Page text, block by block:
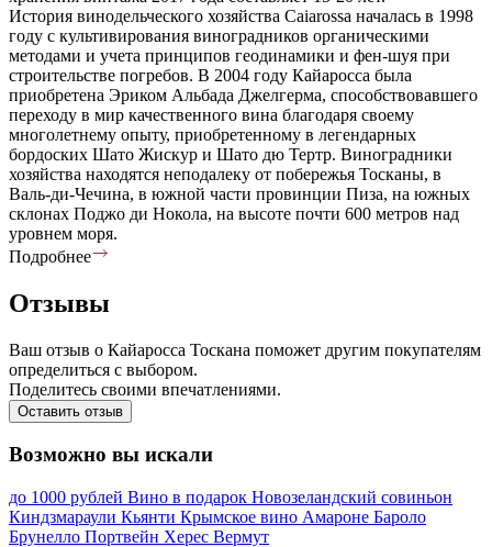
История винодельческого хозяйства Caiarossa началась в 1998
году с культивирования виноградников органическими
методами и учета принципов геодинамики и фен-шуя при
строительстве погребов. В 2004 году Кайаросса была
приобретена Эриком Альбада Джелгерма, способствовавшего
переходу в мир качественного вина благодаря своему
многолетнему опыту, приобретенному в легендарных
бордоских Шато Жискур и Шато дю Тертр. Виноградники
хозяйства находятся неподалеку от побережья Тосканы, в
Валь-ди-Чечина, в южной части провинции Пиза, на южных
склонах Поджо ди Нокола, на высоте почти 600 метров над
уровнем моря.
Подробнее
Отзывы
Ваш отзыв о Кайаросса Тоскана поможет другим покупателям
определиться с выбором.
Поделитесь своими впечатлениями.
Оставить отзыв
Возможно вы искали
до 1000 рублей Вино в подарок Новозеландский совиньон
Киндзмараули Кьянти Крымское вино Амароне Бароло
Брунелло Портвейн Херес Вермут